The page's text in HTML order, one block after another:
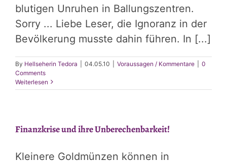
blutigen Unruhen in Ballungszentren.
Sorry ... Liebe Leser, die Ignoranz in der
Bevölkerung musste dahin führen. In [...]
By Hellseherin Tedora 04.05.10 Voraussagen / Kommentare
0
Comments
Weiterlesen
Finanzkrise und ihre Unberechenbarkeit!
Kleinere Goldmünzen können in